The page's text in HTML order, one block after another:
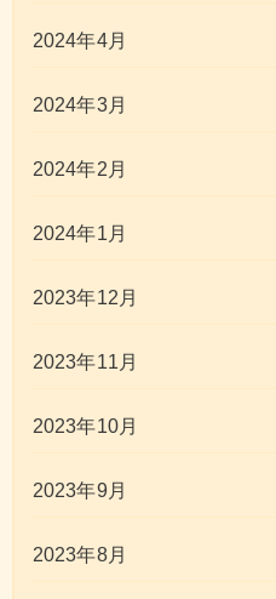
2024年4月
2024年3月
2024年2月
2024年1月
2023年12月
2023年11月
2023年10月
2023年9月
2023年8月